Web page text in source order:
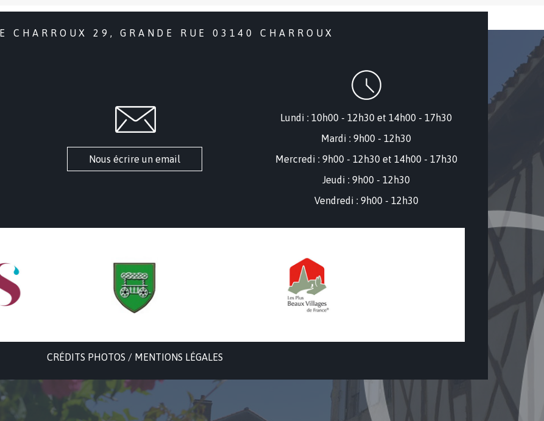
CHARROUX 29, GRANDE RUE 03140 CHARROUX
Nous écrire un email
Lundi : 10h00 - 12h30 et 14h00 - 17h30
Mardi : 9h00 - 12h30
Mercredi : 9 h00 - 12h30 et 14h00 - 17h30
Jeudi : 9h00 - 12h30
Vendredi : 9h00 - 12h30
CRÉDITS PHOTOS / MENTIONS LÉGALES